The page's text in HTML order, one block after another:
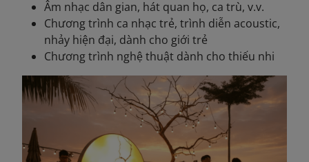
Âm nhạc dân gian, hát quan họ, ca trù, v.v.
Chương trình ca nhạc trẻ, trình diễn acoustic,
nhảy hiện đại, dành cho giới trẻ
Chương trình nghệ thuật dành cho thiếu nhi